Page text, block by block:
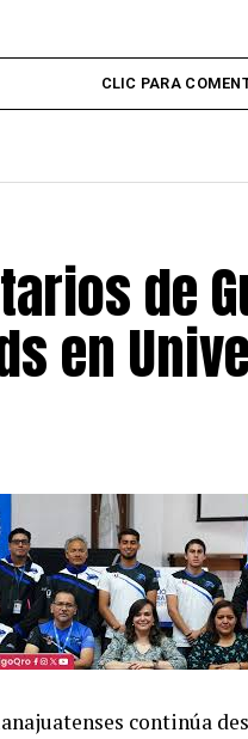
CLIC PARA
de
en
continúa